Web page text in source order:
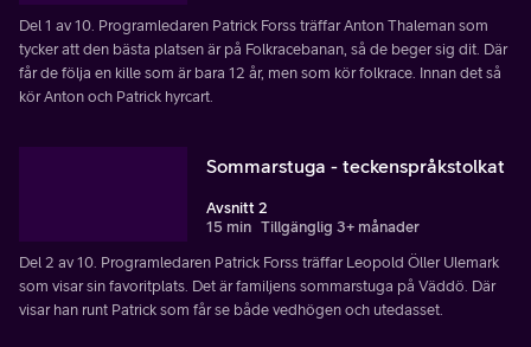
Del 1 av 10. Programledaren Patrick Forss träffar Anton Thaleman som
tycker att den bästa platsen är på Folkracebanan, så de beger sig dit. Där
får de följa en kille som är bara 12 år, men som kör folkrace. Innan det så
kör Anton och Patrick hyrcart.
Sommarstuga - teckenspråkstolkat
Avsnitt 2
15 min Tillgänglig 3+ månader
Del 2 av 10. Programledaren Patrick Forss träffar Leopold Öller Ulemark
som visar sin favoritplats. Det är familjens sommarstuga på Väddö. Där
visar han runt Patrick som får se både vedhögen och utedasset.